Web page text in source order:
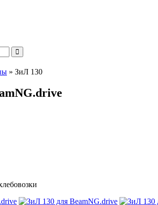
» ЗиЛ 130